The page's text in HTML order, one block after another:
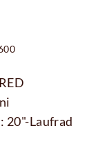
20"-Laufrad